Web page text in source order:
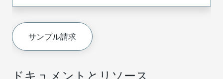
ドキュメントとリソース
サンプル請求